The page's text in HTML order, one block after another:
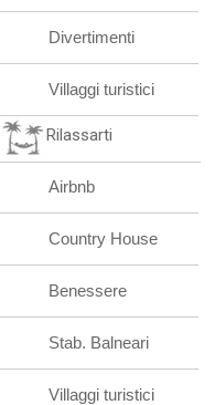
Divertimenti
Villaggi turistici
Rilassarti
Airbnb
Country House
Benessere
Stab. Balneari
Villaggi turistici